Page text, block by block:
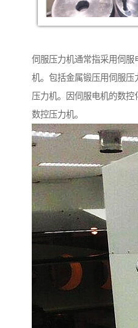
伺服压力机通常指采用伺服
机。包括金属锻压用伺服
压力机。因伺服电机的数
数控压力机。